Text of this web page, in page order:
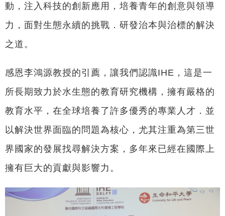
動，注入科技的創新應用，培養青年的創意與領導
力，面對生態永續的挑戰．研發治本與治標的解決
之道。
感恩李鴻源教授的引薦，讓我們認識IHE，這是一
所長期致力於水生態的教育研究機構，擁有嚴格的
教育水平，在全球培養了許多優秀的專業人才．並
以解決世界面臨的問題為核心，尤其注重為第三世
界國家的發展找尋解決方案，多年來已經在國際上
擁有巨大的貢獻與影響力。